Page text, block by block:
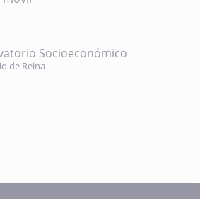
Socioeconómico
de Reina